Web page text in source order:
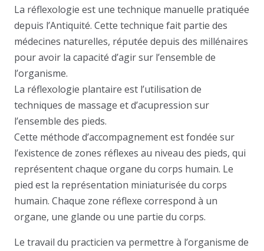
La réflexologie est une technique manuelle pratiquée
depuis l’Antiquité. Cette technique fait partie des
médecines naturelles, réputée depuis des millénaires
pour avoir la capacité d’agir sur l’ensemble de
l’organisme.
La réflexologie plantaire est l’utilisation de
techniques de massage et d’acupression sur
l’ensemble des pieds.
Cette méthode d’accompagnement est fondée sur
l’existence de zones réflexes au niveau des pieds, qui
représentent chaque organe du corps humain. Le
pied est la représentation miniaturisée du corps
humain. Chaque zone réflexe correspond à un
organe, une glande ou une partie du corps.
Le travail du practicien va permettre à l’organisme de